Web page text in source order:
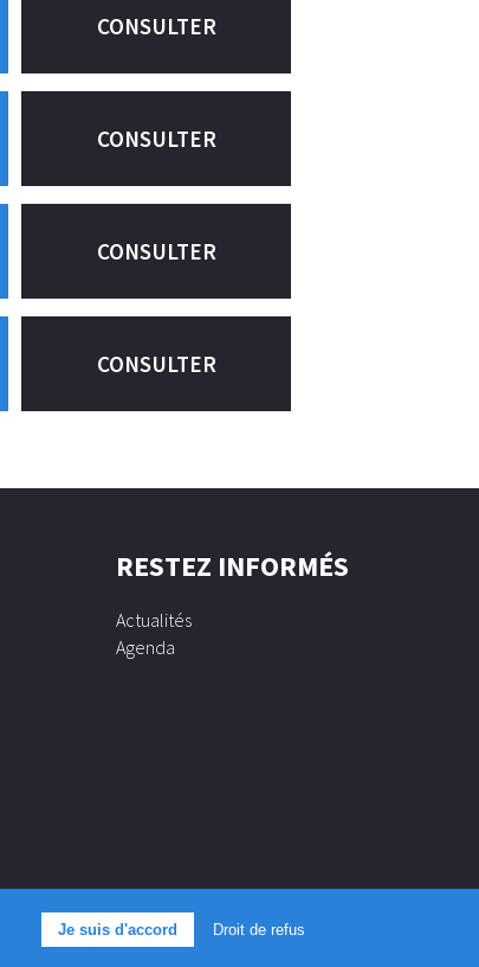
CONSULTER
CONSULTER
CONSULTER
CONSULTER
RESTEZ INFORMÉS
Actualités
Agenda
Je suis d'accord Droit de refus